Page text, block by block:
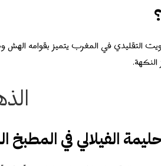
التقليدي في المغرب يتميز بقوامه
الفيلالي في المطبخ